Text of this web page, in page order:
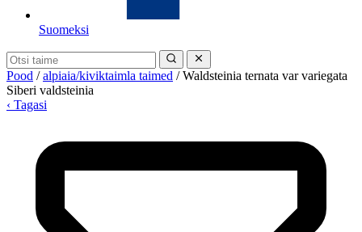
Suomeksi
Pood / alpiaia/kiviktaimla taimed / Waldsteinia ternata var variegata
Siberi valdsteinia
‹ Tagasi